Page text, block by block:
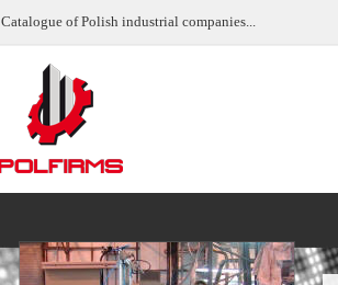
Catalogue of Polish industrial companies...